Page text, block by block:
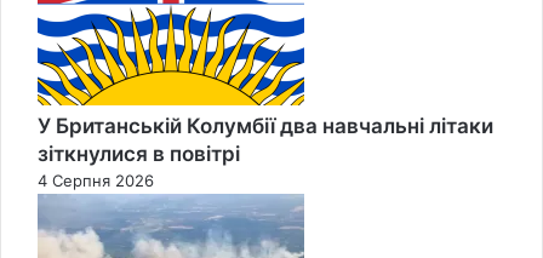
У Британській Колумбії два навчальні літаки
зіткнулися в повітрі
4 Серпня 2026